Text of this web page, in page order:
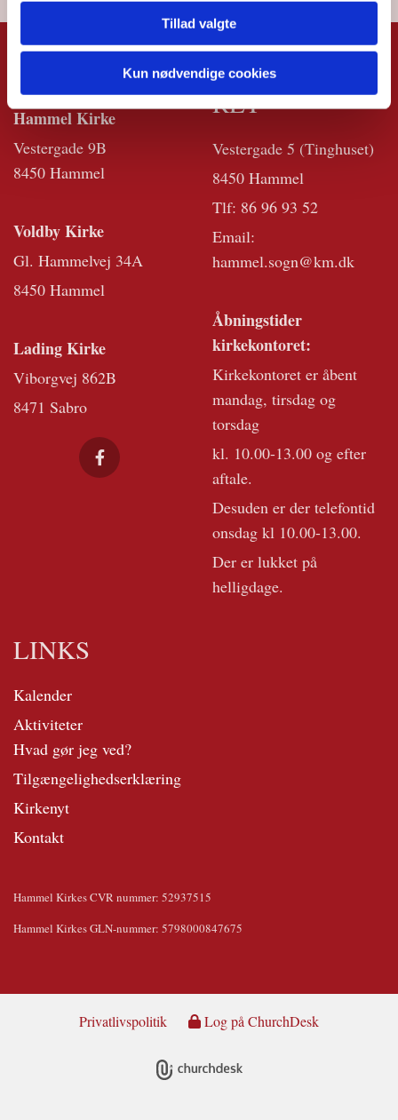
Tillad valgte
Kun nødvendige cookies
KIRKERNE
Hammel Kirke
Vestergade 9B
8450 Hammel
Voldby Kirke
Gl. Hammelvej 34A
8450 Hammel
Lading Kirke
Viborgvej 862B
8471 Sabro
KIRKEKONTO
RET
Vestergade 5 (Tinghuset)
8450 Hammel
Tlf: 86 96 93 52
Email:
hammel.sogn@km.dk
Åbningstider
kirkekontoret:
Kirkekontoret er åbent
mandag, tirsdag og
torsdag
kl. 10.00-13.00 og efter
aftale.
Desuden er der telefontid
onsdag kl 10.00-13.00.
Der er lukket på
helligdage.
LINKS
Kalender
Aktiviteter
Hvad gør jeg ved?
Tilgængelighedserklæring
Kirkenyt
Kontakt
Hammel Kirkes CVR nummer: 52937515
Hammel Kirkes GLN-nummer: 5798000847675
Privatlivspolitik Log på ChurchDesk